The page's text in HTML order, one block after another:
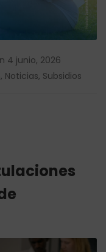
4 junio, 2026
, Noticias, Subsidios